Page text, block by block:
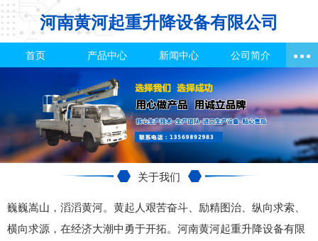
河南黄河起重升降设备有限公司
首页 产品中心 新闻中心 公司简介
关于我们
巍巍嵩山，滔滔黄河。黄起人艰苦奋斗、励精图治、纵向求索、
横向求源，在经济大潮中勇于开拓。河南黄河起重升降设备有限